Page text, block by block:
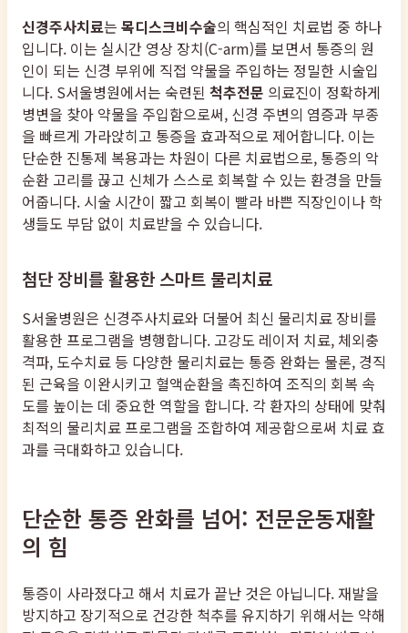
신경주사치료는 목디스크비수술의 핵심적인 치료법 중 하나
입니다. 이는 실시간 영상 장치(C-arm)를 보면서 통증의 원
인이 되는 신경 부위에 직접 약물을 주입하는 정밀한 시술입
니다. S서울병원에서는 숙련된 척추전문 의료진이 정확하게
병변을 찾아 약물을 주입함으로써, 신경 주변의 염증과 부종
을 빠르게 가라앉히고 통증을 효과적으로 제어합니다. 이는
단순한 진통제 복용과는 차원이 다른 치료법으로, 통증의 악
순환 고리를 끊고 신체가 스스로 회복할 수 있는 환경을 만들
어줍니다. 시술 시간이 짧고 회복이 빨라 바쁜 직장인이나 학
생들도 부담 없이 치료받을 수 있습니다.
첨단 장비를 활용한 스마트 물리치료
S서울병원은 신경주사치료와 더불어 최신 물리치료 장비를
활용한 프로그램을 병행합니다. 고강도 레이저 치료, 체외충
격파, 도수치료 등 다양한 물리치료는 통증 완화는 물론, 경직
된 근육을 이완시키고 혈액순환을 촉진하여 조직의 회복 속
도를 높이는 데 중요한 역할을 합니다. 각 환자의 상태에 맞춰
최적의 물리치료 프로그램을 조합하여 제공함으로써 치료 효
과를 극대화하고 있습니다.
단순한 통증 완화를 넘어: 전문운동재활
의 힘
통증이 사라졌다고 해서 치료가 끝난 것은 아닙니다. 재발을
방지하고 장기적으로 건강한 척추를 유지하기 위해서는 약해